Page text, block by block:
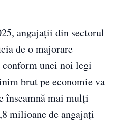
angajații din sectorul
de o majorare
unei noi legi
brut pe economie va
înseamnă mai mulți
milioane de angajați